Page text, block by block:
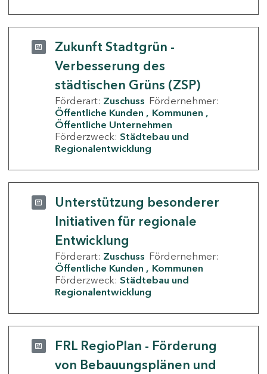
Zukunft Stadtgrün -
Verbesserung des
städtischen Grüns (ZSP)
Förderart: Zuschuss Fördernehmer:
Öffentliche Kunden
Kommunen
Öffentliche Unternehmen
Förderzweck: Städtebau und
Regionalentwicklung
Unterstützung besonderer
Initiativen für regionale
Entwicklung
Förderart: Zuschuss Fördernehmer:
Öffentliche Kunden
Kommunen
Förderzweck: Städtebau und
Regionalentwicklung
FRL RegioPlan - Förderung
von Bebauungsplänen und